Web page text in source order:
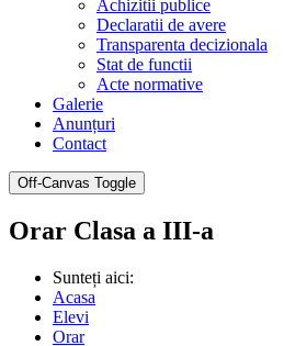
Achizitii publice
Declaratii de avere
Transparenta decizionala
Stat de functii
Acte normative
Galerie
Anunțuri
Contact
Off-Canvas Toggle
Orar Clasa a III-a
Sunteți aici:
Acasa
Elevi
Orar